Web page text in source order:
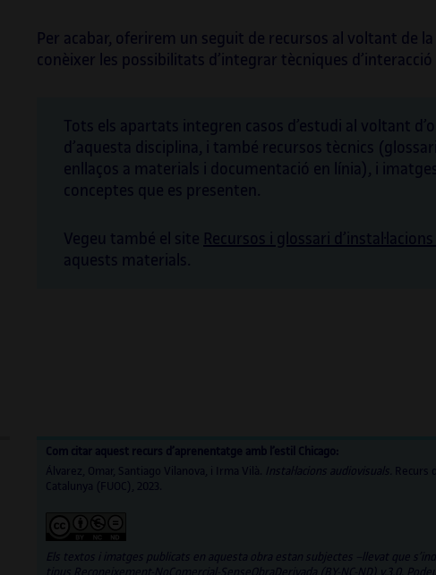
Per acabar, oferirem un seguit de recursos al voltant de
conèixer les possibilitats d’integrar tècniques
Tots els apartats integren casos d’estudi al voltant
d’aquesta disciplina, i també recursos tècnics
enllaços a materials i documentació en línia), i
conceptes que es presenten.
Vegeu també el site Recursos i glossari
aquests materials.
Com citar aquest recurs d’aprenentatge amb l’estil Chicago:
Álvarez, Omar, Santiago Vilanova, i Irma Vilà.
Instal·lacions audiovisuals.
Recurs
Catalunya (FUOC), 2023.
Els textos i imatges publicats en aquesta obra estan subjectes –llevat que
tipus Reconeixement-NoComercial-SenseObraDerivada (BY-NC-ND) v.3.0.